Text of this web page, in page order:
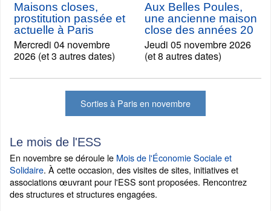
Maisons closes,
prostitution passée et
actuelle à Paris
Mercredi 04 novembre
2026 (et 3 autres dates)
Aux Belles Poules,
une ancienne maison
close des années 20
Jeudi 05 novembre 2026
(et 8 autres dates)
Sorties à Paris en novembre
Le mois de l'ESS
En novembre se déroule le Mois de l'Économie Sociale et
Solidaire. À cette occasion, des visites de sites, initiatives et
associations œuvrant pour l'ESS sont proposées. Rencontrez
des structures et structures engagées.